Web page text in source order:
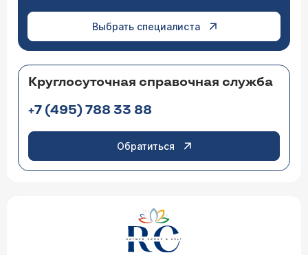
Выбрать специалиста
Круглосуточная справочная служба
+7 (495) 788 33 88
Обратиться